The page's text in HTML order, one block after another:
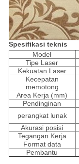
Spesifikasi teknis
Model
Tipe Laser
Kekuatan Laser
Kecepatan
memotong
Area Kerja (mm)
Pendinginan
perangkat lunak
Akurasi posisi
Tegangan Kerja
Format data
Pembantu